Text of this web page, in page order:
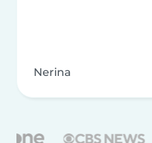
Nerina